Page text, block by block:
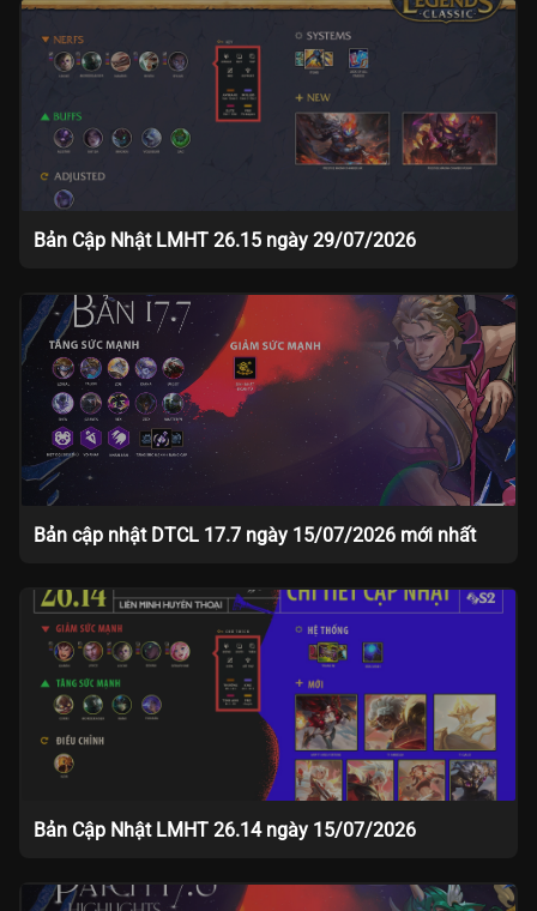
Bản Cập Nhật LMHT 26.15 ngày 29/07/2026
Bản cập nhật DTCL 17.7 ngày 15/07/2026 mới nhất
Bản Cập Nhật LMHT 26.14 ngày 15/07/2026